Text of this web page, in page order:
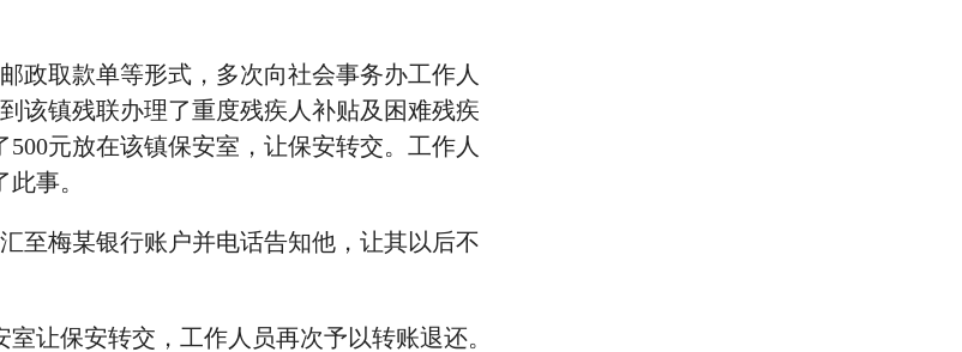
取款单等形式，多次向社会事务办工作人
该镇残联办理了重度残疾人补贴及困难残疾
元放在该镇保安室，让保安转交。工作人
事。
梅某银行账户并电话告知他，让其以后不
让保安转交，工作人员再次予以转账退还。